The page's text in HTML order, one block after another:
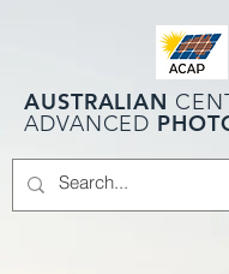
AUSTRALIAN
ADVANCED